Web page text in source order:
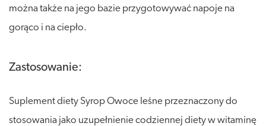
można także na jego bazie przygotowywać napoje na
gorąco i na ciepło.
Zastosowanie:
Suplement diety Syrop Owoce leśne przeznaczony do
stosowania jako uzupełnienie codziennej diety w witaminę